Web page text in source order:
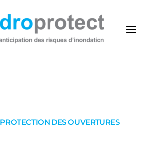
PROTECTION DES OUVERTURES